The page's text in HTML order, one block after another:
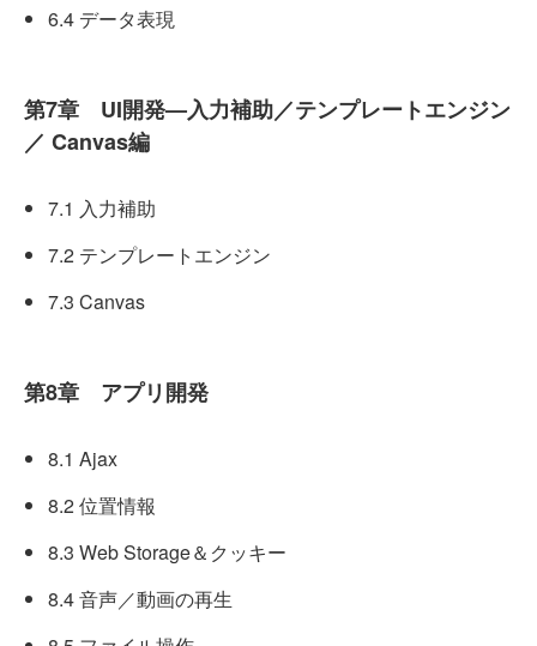
6.4 データ表現
第7章 UI開発—入力補助／テンプレートエンジン
／ Canvas編
7.1 入力補助
7.2 テンプレートエンジン
7.3 Canvas
第8章 アプリ開発
8.1 Ajax
8.2 位置情報
8.3 Web Storage＆クッキー
8.4 音声／動画の再生